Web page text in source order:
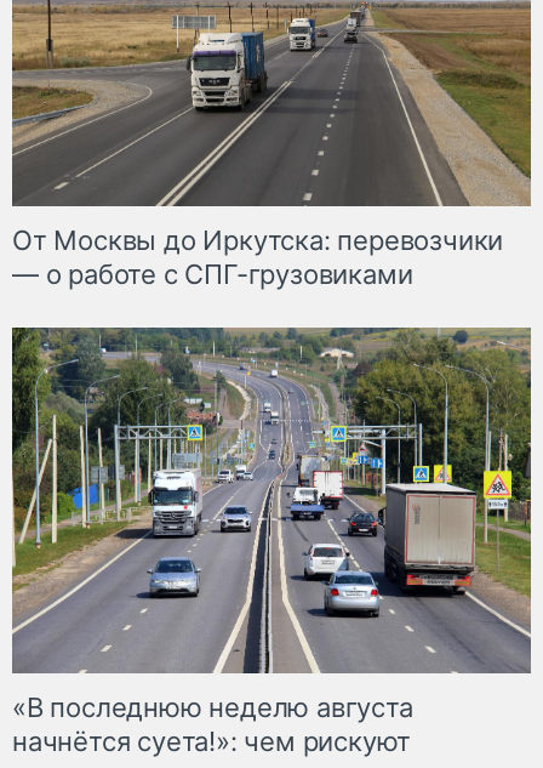
От Москвы до Иркутска: перевозчики
— о работе с СПГ-грузовиками
«В последнюю неделю августа
начнётся суета!»: чем рискуют